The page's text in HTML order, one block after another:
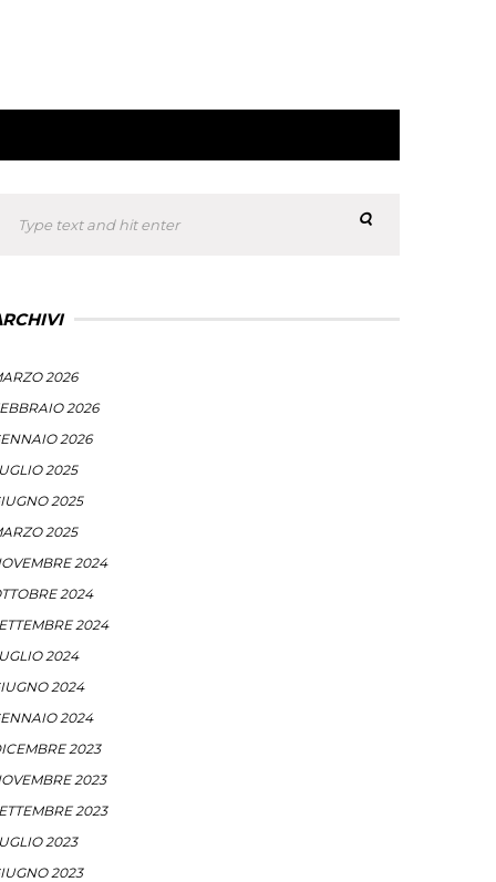
2026
2026
2026
2025
2025
2025
2024
2024
2024
2024
2024
2024
2023
2023
2023
2023
2023